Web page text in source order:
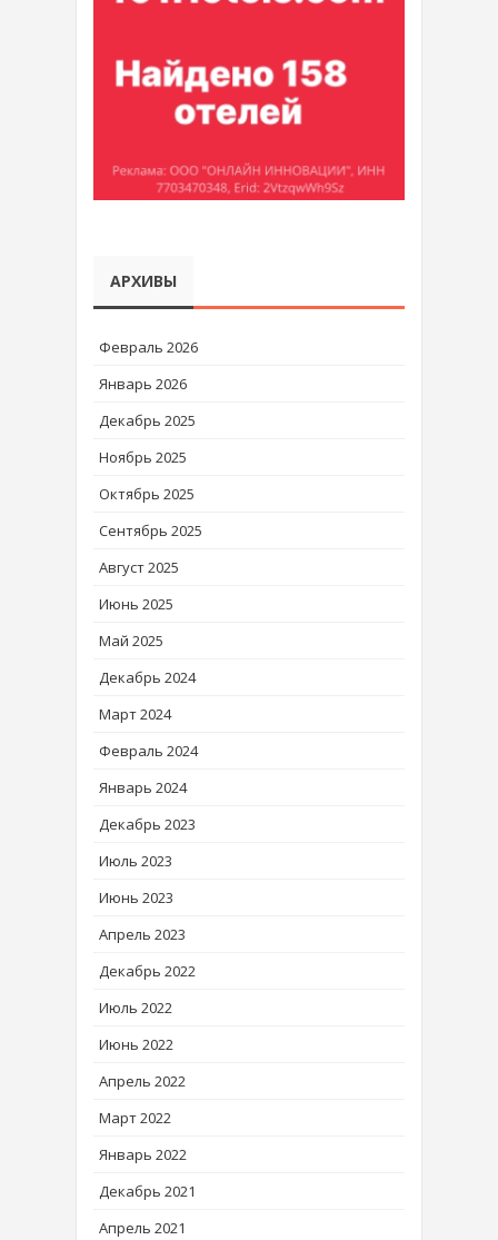
АРХИВЫ
Февраль 2026
Январь 2026
Декабрь 2025
Ноябрь 2025
Октябрь 2025
Сентябрь 2025
Август 2025
Июнь 2025
Май 2025
Декабрь 2024
Март 2024
Февраль 2024
Январь 2024
Декабрь 2023
Июль 2023
Июнь 2023
Апрель 2023
Декабрь 2022
Июль 2022
Июнь 2022
Апрель 2022
Март 2022
Январь 2022
Декабрь 2021
Апрель 2021